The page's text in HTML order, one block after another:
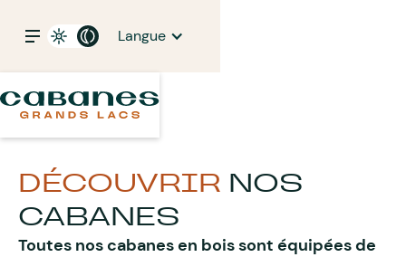
Langue
DÉCOUVRIR NOS
CABANES
Toutes nos cabanes en bois sont équipées de